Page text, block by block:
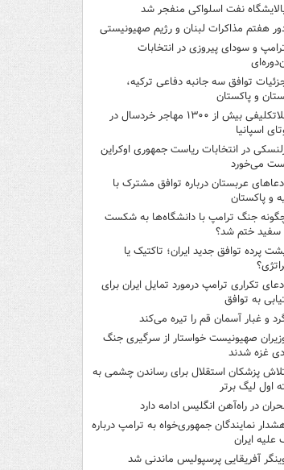
نفت اسلواکی منفجر شد
هفتم مذاکرات لبنان و رژیم صهیونیستی
و سودای پیروزی در انتخابات
توافق سه جانبه دفاعی ترکیه،
و پاکستان
بلاتکلیفی بیش از ۱۳۰۰ مهاجر خردسال در
اسپانیا
در انتخابات ریاست جمهوری اوکراین
می‌خورد
عربستان درباره توافق مشترک با
و پاکستان
جنگ ترامپ با دانشگاه‌ها به شکست
سفید ختم شد؟
پرده توافق جدید ایران؛ تاکتیک یا
تکراری ترامپ درمورد تمایل ایران برای
به توافق
و غبار آسمان قم را تیره می‌کند
صهیونیست خواستار از سرگیری جنگ
غزه شدند
پزشکان استقلال برای رساندن چشمی به
اول لیگ برتر
در راه‌آهن انگلیس ادامه دارد
نمایندگان جمهوری‌خواه به ترامپ درباره
ایران
آفریقایی پرسپولیس ماندنی شد